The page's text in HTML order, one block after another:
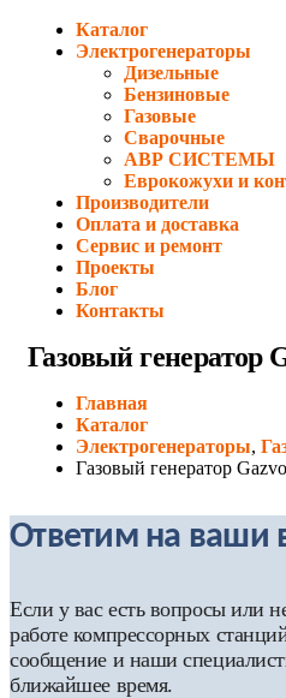
Каталог
Электрогенераторы
Дизельные
Бензиновые
Газовые
Сварочные
АВР СИСТЕМЫ
Еврокожухи и
Производители
Оплата и доставка
Сервис и ремонт
Проекты
Блог
Контакты
Газовый генератор
Главная
Каталог
Электрогенераторы,
Газовый генератор
Ответим на ваши
Если у вас есть вопросы или
работе компрессорных
сообщение и наши
ближайшее время.